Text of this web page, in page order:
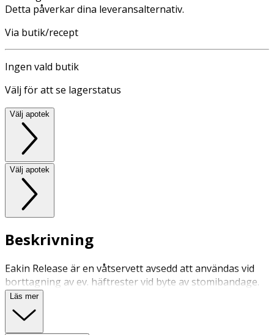
Detta påverkar dina leveransalternativ.
Via butik/recept
Ingen vald butik
Välj för att se lagerstatus
Välj apotek
Välj apotek
Beskrivning
Eakin Release är en våtservett avsedd att användas vid
borttagning av ev. häftrester vid byte av stomibandage.
Läs mer